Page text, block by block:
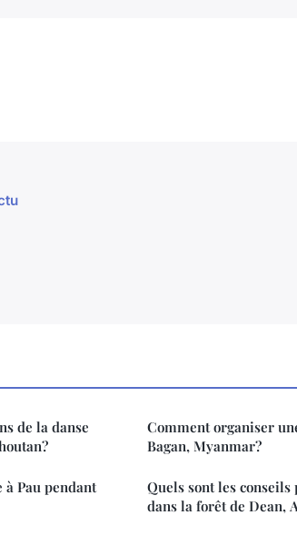
de la danse
Pau pendant
Comment organiser
Bagan, Myanmar?
Quels sont les
dans la forêt de Dean,